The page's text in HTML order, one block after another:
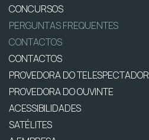
CONCURSOS
PERGUNTAS FREQUENTES
CONTACTOS
CONTACTOS
PROVEDORA DO TELESPECTADOR
PROVEDORA DO OUVINTE
ACESSIBILIDADES
SATÉLITES